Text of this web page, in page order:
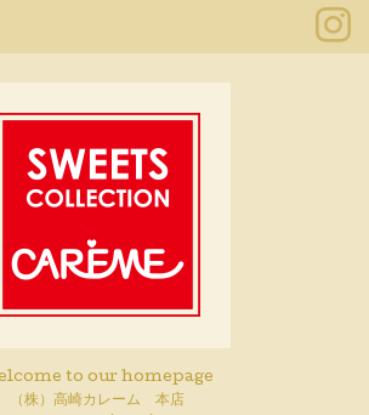
to our homepage
（株）高崎カレーム 本店